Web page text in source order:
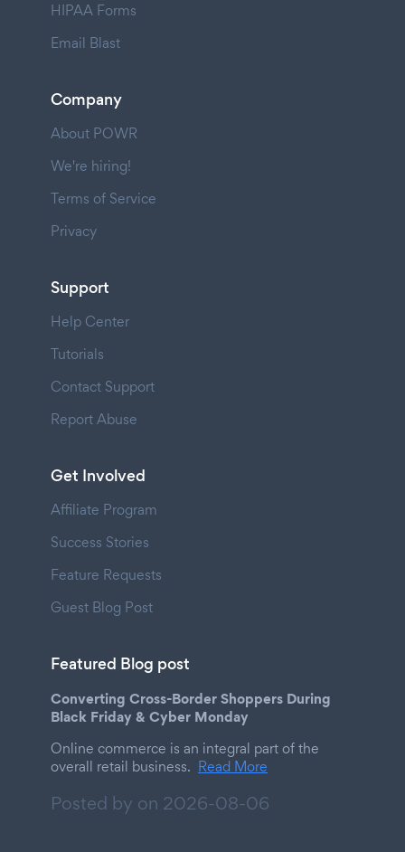
HIPAA Forms
Email Blast
Company
About POWR
We're hiring!
Terms of Service
Privacy
Support
Help Center
Tutorials
Contact Support
Report Abuse
Get Involved
Affiliate Program
Success Stories
Feature Requests
Guest Blog Post
Featured Blog post
Converting Cross-Border Shoppers During
Black Friday & Cyber Monday
Online commerce is an integral part of the
overall retail business. Read More
Posted by on 2026-08-06